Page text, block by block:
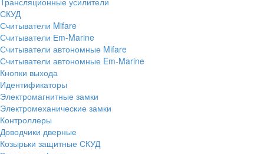
СКУД
Считыватели Mifare
Считыватели Еm-Marine
Считыватели автономные Mifare
Считыватели автономные Em-Marine
Кнопки выхода
Идентификаторы
Электромагнитные замки
Электромеханические замки
Контроллеры
Доводчики дверные
Козырьки защитные СКУД